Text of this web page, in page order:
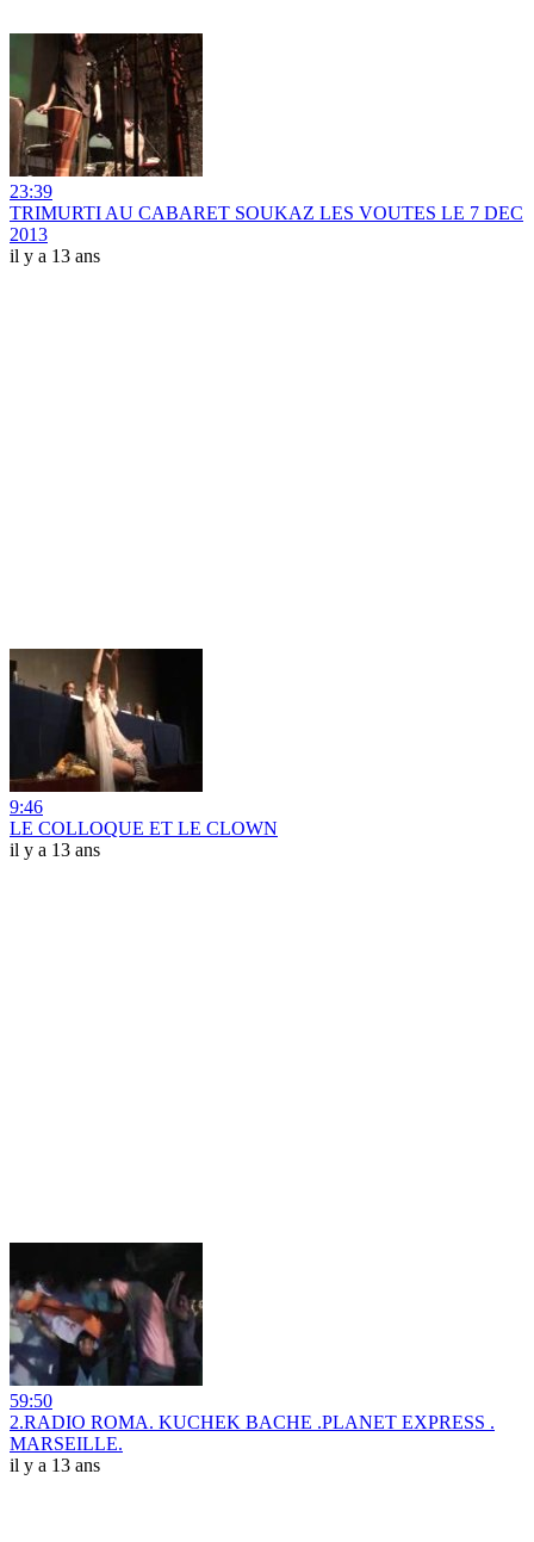
23:39
TRIMURTI AU CABARET SOUKAZ LES VOUTES LE 7 DEC
2013
il y a 13 ans
9:46
LE COLLOQUE ET LE CLOWN
il y a 13 ans
59:50
2.RADIO ROMA. KUCHEK BACHE .PLANET EXPRESS .
MARSEILLE.
il y a 13 ans